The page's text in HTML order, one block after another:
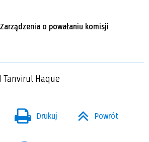
o powałaniu komisji
Tanvirul Haque
Drukuj Powrót